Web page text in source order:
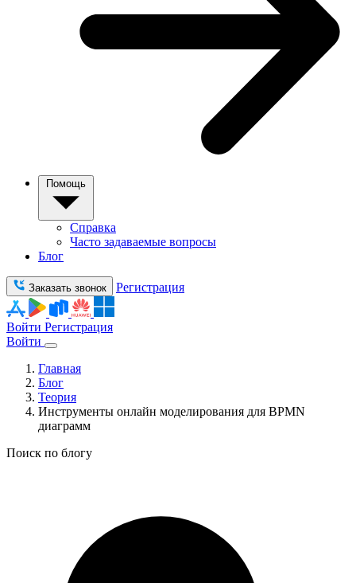
Помощь
Справка
Часто задаваемые вопросы
Блог
Заказать звонок Регистрация
Войти Регистрация
Войти
Главная
Блог
Теория
Инструменты онлайн моделирования для BPMN
диаграмм
Поиск по блогу